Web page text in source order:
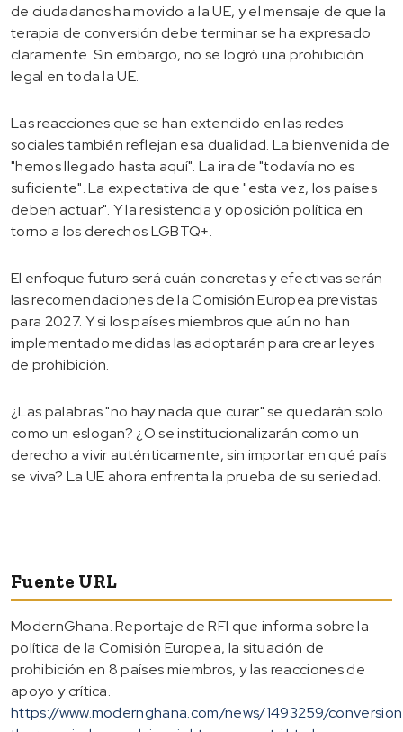
de ciudadanos ha movido a la UE, y el mensaje de que la
terapia de conversión debe terminar se ha expresado
claramente. Sin embargo, no se logró una prohibición
legal en toda la UE.
Las reacciones que se han extendido en las redes
sociales también reflejan esa dualidad. La bienvenida de
"hemos llegado hasta aquí". La ira de "todavía no es
suficiente". La expectativa de que "esta vez, los países
deben actuar". Y la resistencia y oposición política en
torno a los derechos LGBTQ+.
El enfoque futuro será cuán concretas y efectivas serán
las recomendaciones de la Comisión Europea previstas
para 2027. Y si los países miembros que aún no han
implementado medidas las adoptarán para crear leyes
de prohibición.
¿Las palabras "no hay nada que curar" se quedarán solo
como un eslogan? ¿O se institucionalizarán como un
derecho a vivir auténticamente, sin importar en qué país
se viva? La UE ahora enfrenta la prueba de su seriedad.
Fuente URL
ModernGhana. Reportaje de RFI que informa sobre la
política de la Comisión Europea, la situación de
prohibición en 8 países miembros, y las reacciones de
apoyo y crítica.
https://www.modernghana.com/news/1493259/